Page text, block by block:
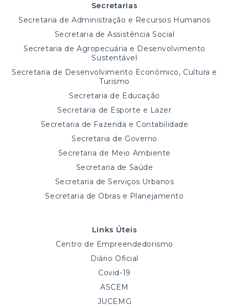
Secretarias
Secretaria de Administração e Recursos Humanos
Secretaria de Assistência Social
Secretaria de Agropecuária e Desenvolvimento
Sustentável
Secretaria de Desenvolvimento Econômico, Cultura e
Turismo
Secretaria de Educação
Secretaria de Esporte e Lazer
Secretaria de Fazenda e Contabilidade
Secretaria de Governo
Secretaria de Meio Ambiente
Secretaria de Saúde
Secretaria de Serviços Urbanos
Secretaria de Obras e Planejamento
Links Úteis
Centro de Empreendedorismo
Diário Oficial
Covid-19
ASCEM
JUCEMG